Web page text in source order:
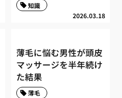
2026.03.18
知識
薄毛に悩む男性が頭皮
マッサージを半年続け
た結果
薄毛